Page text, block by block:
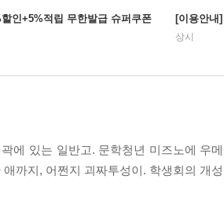
인+5%적립 무한발급 슈퍼쿠폰 [이용안내
상시
에 있는 일반고. 문학청년 미즈노에 우
애까지, 어쩐지 괴짜투성이. 학생회의 개